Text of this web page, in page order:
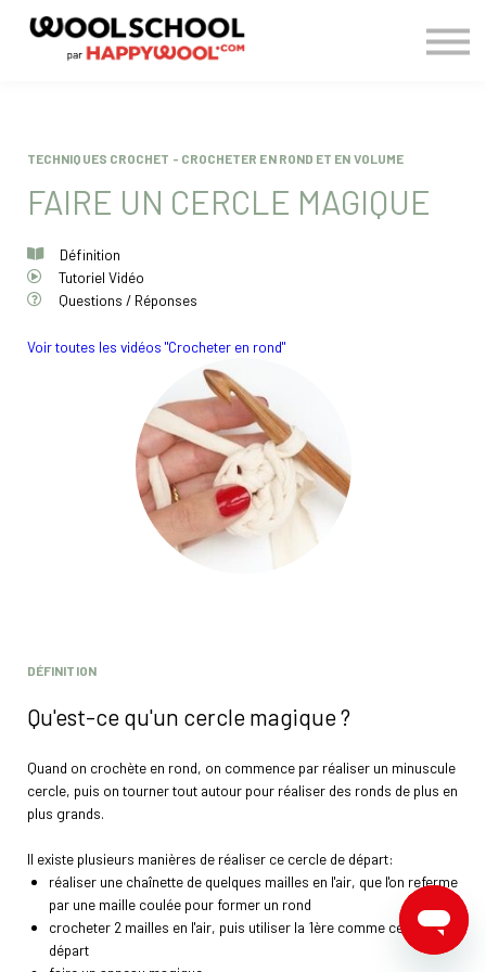
> BLOG
TECHNIQUES CROCHET - CROCHETER EN ROND ET EN VOLUME
FAIRE UN CERCLE MAGIQUE
Définition
Tutoriel Vidéo
Questions / Réponses
Voir toutes les vidéos "Crocheter en rond"
DÉFINITION
Qu'est-ce qu'un cercle magique ?
Quand on crochète en rond, on commence par réaliser un minuscule
cercle, puis on tourner tout autour pour réaliser des ronds de plus en
plus grands.
Il existe plusieurs manières de réaliser ce cercle de départ:
réaliser une chaînette de quelques mailles en l'air, que l'on referme
par une maille coulée pour former un rond
crocheter 2 mailles en l'air, puis utiliser la 1ère comme cercle de
départ